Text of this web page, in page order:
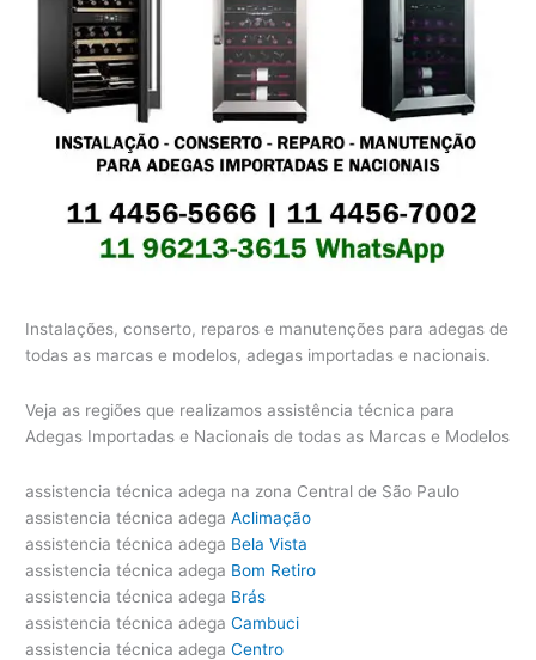
Instalações, conserto, reparos e manutenções para adegas de
todas as marcas e modelos, adegas importadas e nacionais.
Veja as regiões que realizamos assistência técnica para
Adegas Importadas e Nacionais de todas as Marcas e Modelos
assistencia técnica adega na zona Central de São Paulo
assistencia técnica adega Aclimação
assistencia técnica adega Bela Vista
assistencia técnica adega Bom Retiro
assistencia técnica adega Brás
assistencia técnica adega Cambuci
assistencia técnica adega Centro